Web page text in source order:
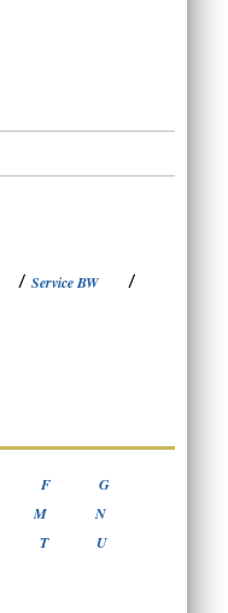
/ Service BW
/
F
G
M
N
T
U